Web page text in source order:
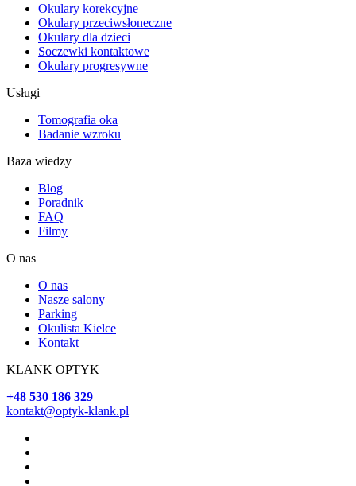
Okulary korekcyjne
Okulary przeciwsłoneczne
Okulary dla dzieci
Soczewki kontaktowe
Okulary progresywne
Usługi
Tomografia oka
Badanie wzroku
Baza wiedzy
Blog
Poradnik
FAQ
Filmy
O nas
O nas
Nasze salony
Parking
Okulista Kielce
Kontakt
KLANK OPTYK
+48 530 186 329
kontakt@optyk-klank.pl